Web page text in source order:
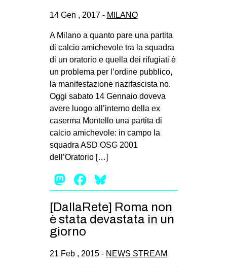
14 Gen , 2017 - MILANO
A Milano a quanto pare una partita
di calcio amichevole tra la squadra
di un oratorio e quella dei rifugiati è
un problema per l’ordine pubblico,
la manifestazione nazifascista no.
Oggi sabato 14 Gennaio doveva
avere luogo all’interno della ex
caserma Montello una partita di
calcio amichevole: in campo la
squadra ASD OSG 2001
dell’Oratorio […]
Mastodon
Facebook
[DallaRete] Roma non
è stata devastata in un
giorno
21 Feb , 2015 - NEWS STREAM